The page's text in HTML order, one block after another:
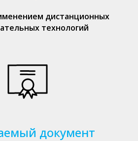
дистанционных
технологий
документ